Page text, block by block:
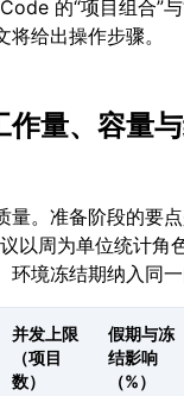
的“项目组合”
给出操作步骤。
作量、容量
量。准备阶段的要
以周为单位统计角
境冻结期纳入同一
并发上限
（项目
数）
假期与冻
结影响
（%）